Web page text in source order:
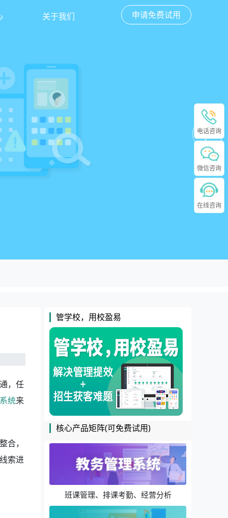
关于我们 申请免费试用
，任
统来
合，
索进
管学校，用校盈易
核心产品矩阵(可免费试用)
班课管理、排课考勤、经营分析
电话咨询
微信咨询
在线咨询